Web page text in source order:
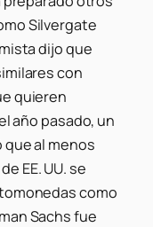
Silvergate
dijo que
con
quieren
año pasado, un
al menos
EE. UU. se
como
Sachs fue